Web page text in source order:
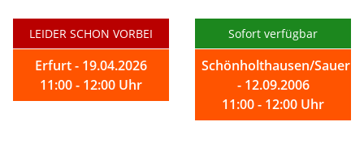
LEIDER SCHON VORBEI
Erfurt - 19.04.2026
11:00 - 12:00 Uhr
Sofort verfügbar
Schönholthausen/
- 12.09.2006
11:00 - 12:00 Uhr